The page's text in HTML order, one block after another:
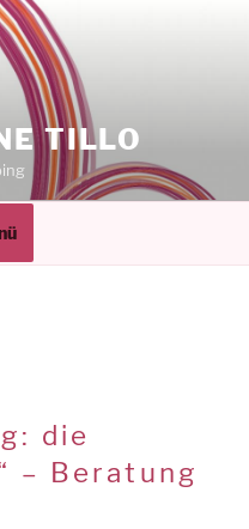
TILLO
die
– Beratung